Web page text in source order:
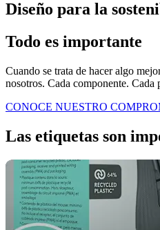
Diseño para la
Todo es importante
Cuando se trata de hacer algo
nosotros. Cada componente. Cada
CONOCE NUESTRO
Las etiquetas son